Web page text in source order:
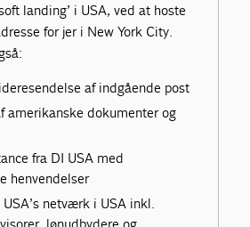
landing’ i USA, ved at hoste
for jer i New York City.
af indgående post
amerikanske dokumenter og
fra DI USA med
henvendelser
netværk i USA inkl.